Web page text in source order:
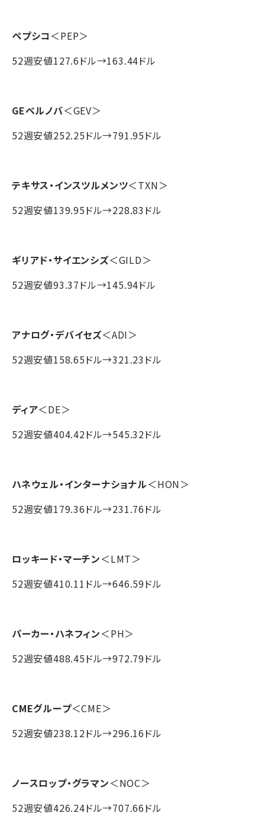
ペプシコ ＜PEP＞
52週安値127.6ドル→163.44ドル
GEベルノバ＜GEV＞
52週安値252.25ドル→791.95ドル
テキサス・インスツルメンツ＜TXN＞
52週安値139.95ドル→228.83ドル
ギリアド・サイエンシズ＜GILD＞
52週安値93.37ドル→145.94ドル
アナログ・デバイセズ＜ADI＞
52週安値158.65ドル→321.23ドル
ディア＜DE＞
52週安値404.42ドル→545.32ドル
ハネウェル・インターナショナル＜HON＞
52週安値179.36ドル→231.76ドル
ロッキード・マーチン＜LMT＞
52週安値410.11ドル→646.59ドル
パーカー・ハネフィン＜PH＞
52週安値488.45ドル→972.79ドル
CMEグループ＜CME＞
52週安値238.12ドル→296.16ドル
ノースロップ・グラマン＜NOC＞
52週安値426.24ドル→707.66ドル